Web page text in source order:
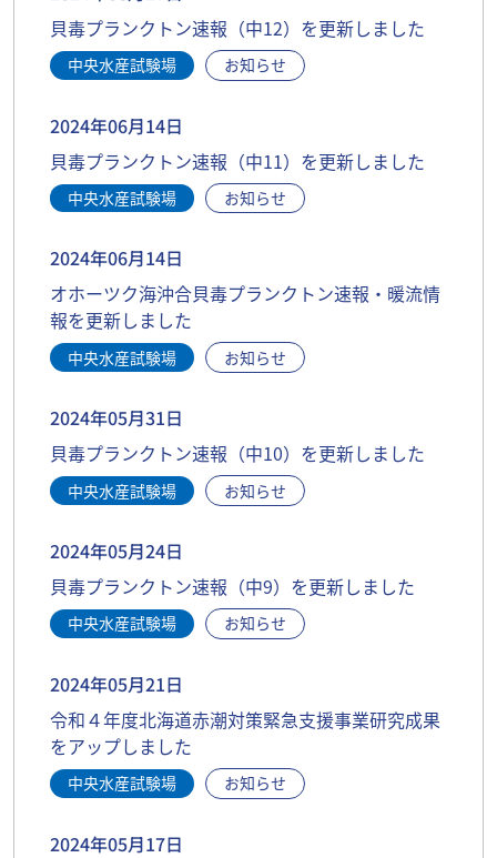
貝毒プランクトン速報（中12）を更新しました
中央水産試験場 お知らせ
2024年06月14日
貝毒プランクトン速報（中11）を更新しました
中央水産試験場 お知らせ
2024年06月14日
オホーツク海沖合貝毒プランクトン速報・暖流情
報を更新しました
中央水産試験場 お知らせ
2024年05月31日
貝毒プランクトン速報（中10）を更新しました
中央水産試験場 お知らせ
2024年05月24日
貝毒プランクトン速報（中9）を更新しました
中央水産試験場 お知らせ
2024年05月21日
令和４年度北海道赤潮対策緊急支援事業研究成果
をアップしました
中央水産試験場 お知らせ
2024年05月17日